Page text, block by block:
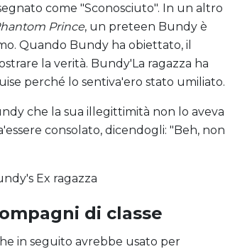
come "Sconosciuto". In un altro
Prince, un preteen Bundy è
Quando Bundy ha obiettato, il
la verità. Bundy'La ragazza ha
perché lo sentiva'ero stato umiliato.
che la sua illegittimità non lo aveva
consolato, dicendogli: "Beh, non
Ex ragazza
di classe
in seguito avrebbe usato per